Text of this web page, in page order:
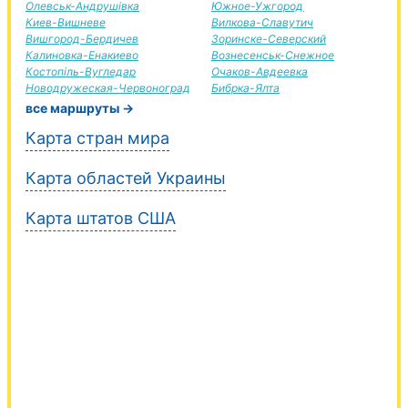
Олевськ-Андрушівка
Киев-Вишневе
Вишгород-Бердичев
Калиновка-Енакиево
Костопіль-Вугледар
Новодружеская-Червоноград
Южное-Ужгород
Вилкова-Славутич
Зоринске-Северский
Вознесенськ-Снежное
Очаков-Авдеевка
Бибрка-Ялта
все маршруты →
Карта стран мира
Карта областей Украины
Карта штатов США